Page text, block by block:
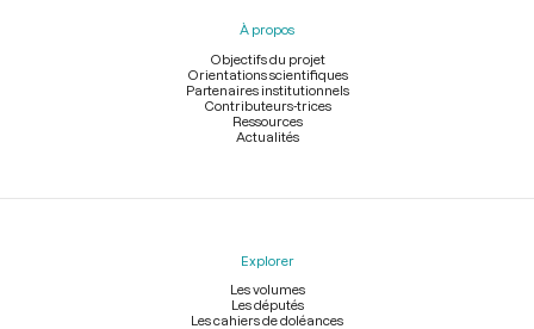
À propos
Objectifs du projet
Orientations scientifiques
Partenaires institutionnels
Contributeurs-trices
Ressources
Actualités
Explorer
Les volumes
Les députés
Les cahiers de doléances